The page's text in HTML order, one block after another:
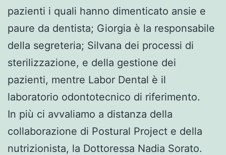
pazienti i quali hanno dimenticato ansie e
paure da dentista; Giorgia è la responsabile
della segreteria; Silvana dei processi di
sterilizzazione, e della gestione dei
pazienti, mentre Labor Dental è il
laboratorio odontotecnico di riferimento.
In più ci avvaliamo a distanza della
collaborazione di Postural Project e della
nutrizionista, la Dottoressa Nadia Sorato.